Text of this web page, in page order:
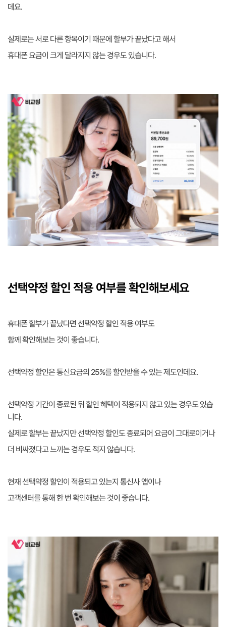
데요.
실제로는 서로 다른 항목이기 때문에 할부가 끝났다고 해서
휴대폰 요금이 크게 달라지지 않는 경우도 있습니다.
선택약정 할인 적용 여부를 확인해보세요
휴대폰 할부가 끝났다면 선택약정 할인 적용 여부도
함께 확인해보는 것이 좋습니다.
선택약정 할인은 통신요금의 25%를 할인받을 수 있는 제도인데요.
선택약정 기간이 종료된 뒤 할인 혜택이 적용되지 않고 있는 경우도 있습
니다.
실제로 할부는 끝났지만 선택약정 할인도 종료되어 요금이 그대로이거나
더 비싸졌다고 느끼는 경우도 적지 않습니다.
현재 선택약정 할인이 적용되고 있는지 통신사 앱이나
고객센터를 통해 한 번 확인해보는 것이 좋습니다.